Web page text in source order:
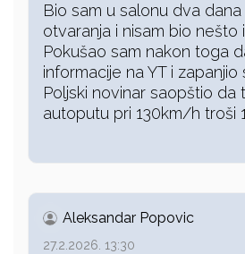
Bio sam u salonu dva dana
otvaranja i nisam bio nešto
Pokušao sam nakon toga
informacije na YT i zapanjio
Poljski novinar saopštio da
autoputu pri 130km/h troši
Aleksandar Popovic
27.2.2026. 13:30